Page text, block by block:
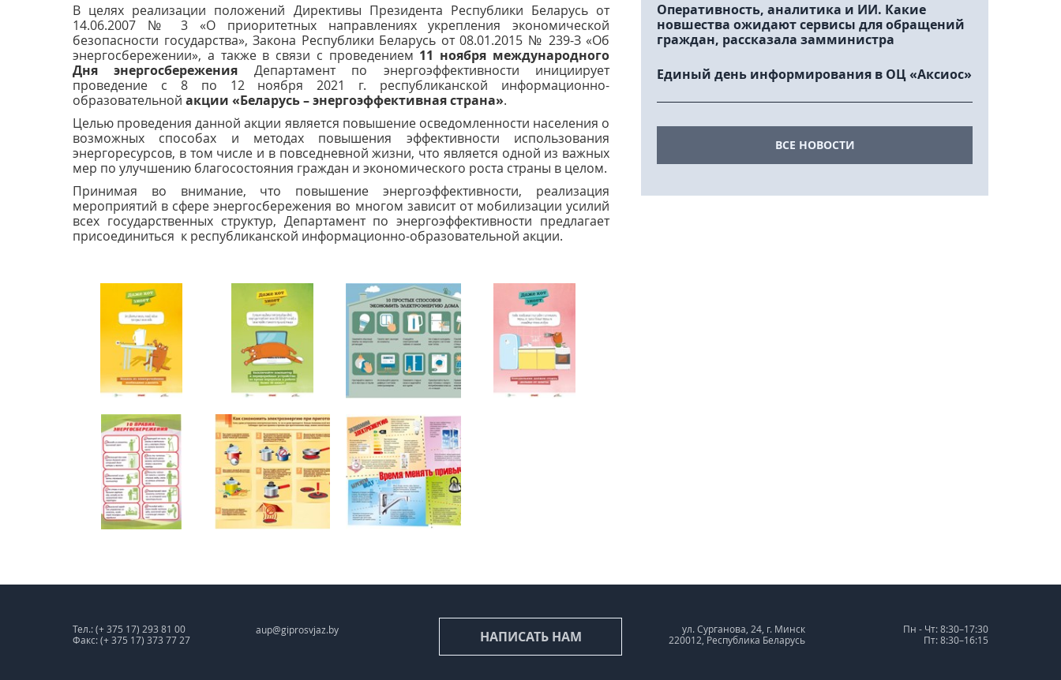
В целях реализации положений Директивы Президента Республики Беларусь от
14.06.2007 № 3 «О приоритетных направлениях укрепления экономической
безопасности государства», Закона Республики Беларусь от 08.01.2015 № 239-З «Об
энергосбережении», а также в связи с проведением 11 ноября международного
Дня энергосбережения Департамент по энергоэффективности инициирует
проведение с 8 по 12 ноября 2021 г. республиканской информационно-
образовательной акции «Беларусь – энергоэффективная страна».
Целью проведения данной акции является повышение осведомленности населения о
возможных способах и методах повышения эффективности использования
энергоресурсов, в том числе и в повседневной жизни, что является одной из важных
мер по улучшению благосостояния граждан и экономического роста страны в целом.
Принимая во внимание, что повышение энергоэффективности, реализация
мероприятий в сфере энергосбережения во многом зависит от мобилизации усилий
всех государственных структур, Департамент по энергоэффективности предлагает
присоединиться к республиканской информационно-образовательной акции.
Оперативность, аналитика и ИИ. Какие
новшества ожидают сервисы для обращений
граждан, рассказала замминистра
Единый день информирования в ОЦ «Аксиос»
ВСЕ НОВОСТИ
Тел.: (+ 375 17) 293 81 00
Факс: (+ 375 17) 373 77 27
aup@giprosvjaz.by НАПИСАТЬ НАМ
ул. Сурганова, 24, г. Минск
220012, Республика Беларусь
Пн - Чт: 8:30–17:30
Пт: 8:30–16:15